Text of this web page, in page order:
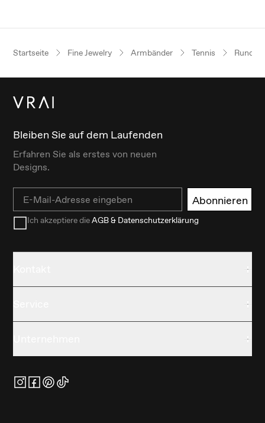
Startseite Fine Jewelry Armbänder Tennis Rund
Bleiben Sie auf dem Laufenden
Erfahren Sie als erstes von neuen
Designs.
Email Abonnieren
Ich akzeptiere dieAGB & Datenschutzerklärung